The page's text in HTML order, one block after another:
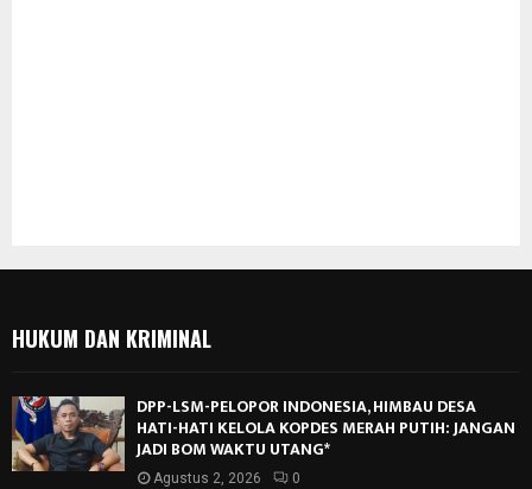
HUKUM DAN KRIMINAL
DPP-LSM-PELOPOR INDONESIA, HIMBAU DESA
HATI-HATI KELOLA KOPDES MERAH PUTIH: JANGAN
JADI BOM WAKTU UTANG*
Agustus 2, 2026 0